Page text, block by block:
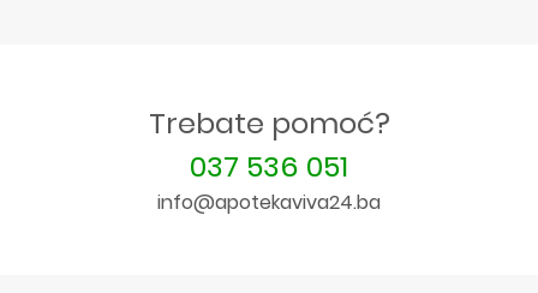
Trebate pomoć?
037 536 051
info@apotekaviva24.ba